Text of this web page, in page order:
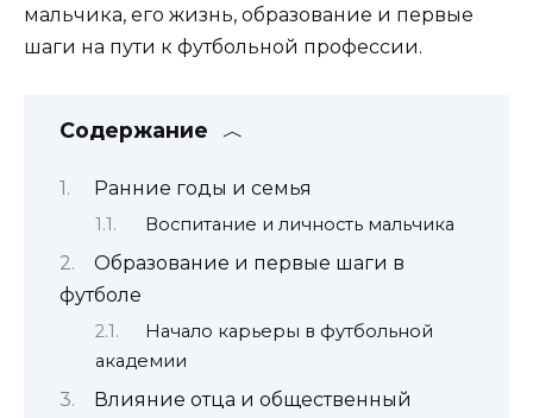
мальчика, его жизнь, образование и первые
шаги на пути к футбольной профессии.
Содержание
Ранние годы и семья
Воспитание и личность мальчика
Образование и первые шаги в
футболе
Начало карьеры в футбольной
академии
Влияние отца и общественный